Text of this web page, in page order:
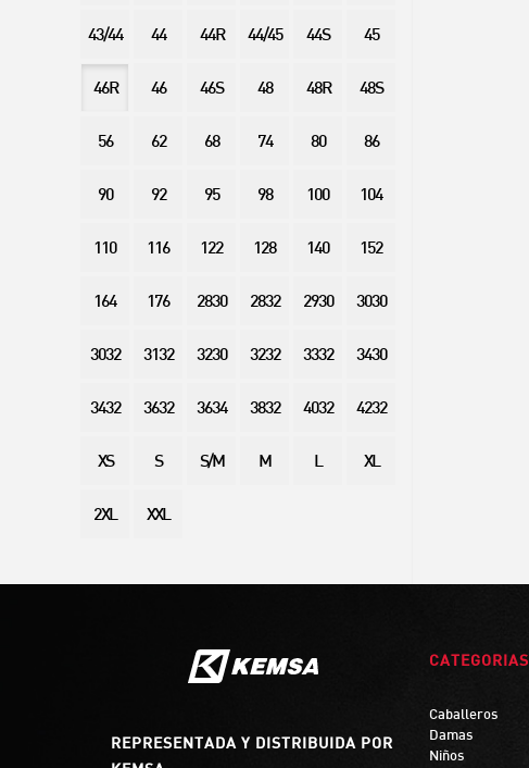
43/44 44 44R 44/45 44S 45
46R 46 46S 48 48R 48S
56 62 68 74 80 86
90 92 95 98 100 104
110 116 122 128 140 152
164 176 2830 2832 2930 3030
3032 3132 3230 3232 3332 3430
3432 3632 3634 3832 4032 4232
XS S S/M M L XL
2XL XXL
REPRESENTADA Y DISTRIBUIDA POR
CATEGORIAS
Caballeros
Damas
Niños